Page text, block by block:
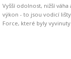
Vyšší odolnost, nižší váha
výkon - to jsou vodicí lišty
Force, které byly vyvinuty